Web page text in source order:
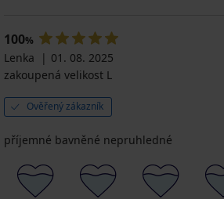
100%
Lenka
01. 08. 2025
zakoupená velikost L
Ověřený zákazník
příjemné bavněné nepruhledné